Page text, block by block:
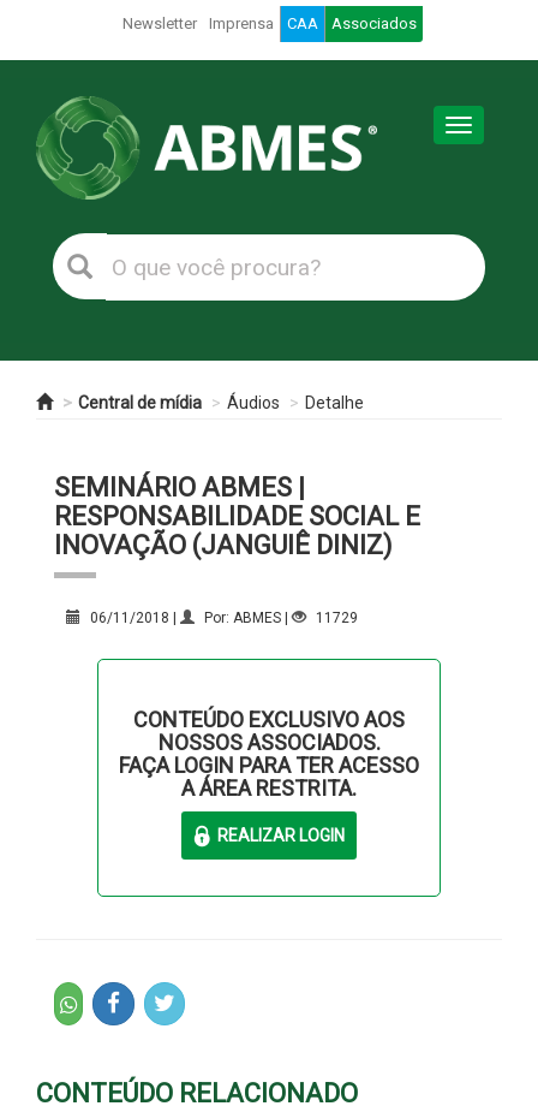
Newsletter Imprensa CAA Associados
Toggle
Central de mídia Áudios Detalhe
SEMINÁRIO ABMES |
RESPONSABILIDADE SOCIAL E
INOVAÇÃO (JANGUIÊ DINIZ)
06/11/2018 | Por: ABMES | 11729
CONTEÚDO EXCLUSIVO AOS
NOSSOS ASSOCIADOS.
FAÇA LOGIN PARA TER ACESSO
A ÁREA RESTRITA.
CONTEÚDO RELACIONADO